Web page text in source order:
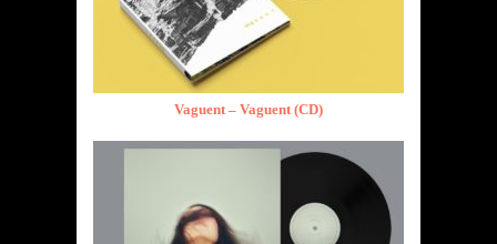
Vaguent – Vaguent (CD)